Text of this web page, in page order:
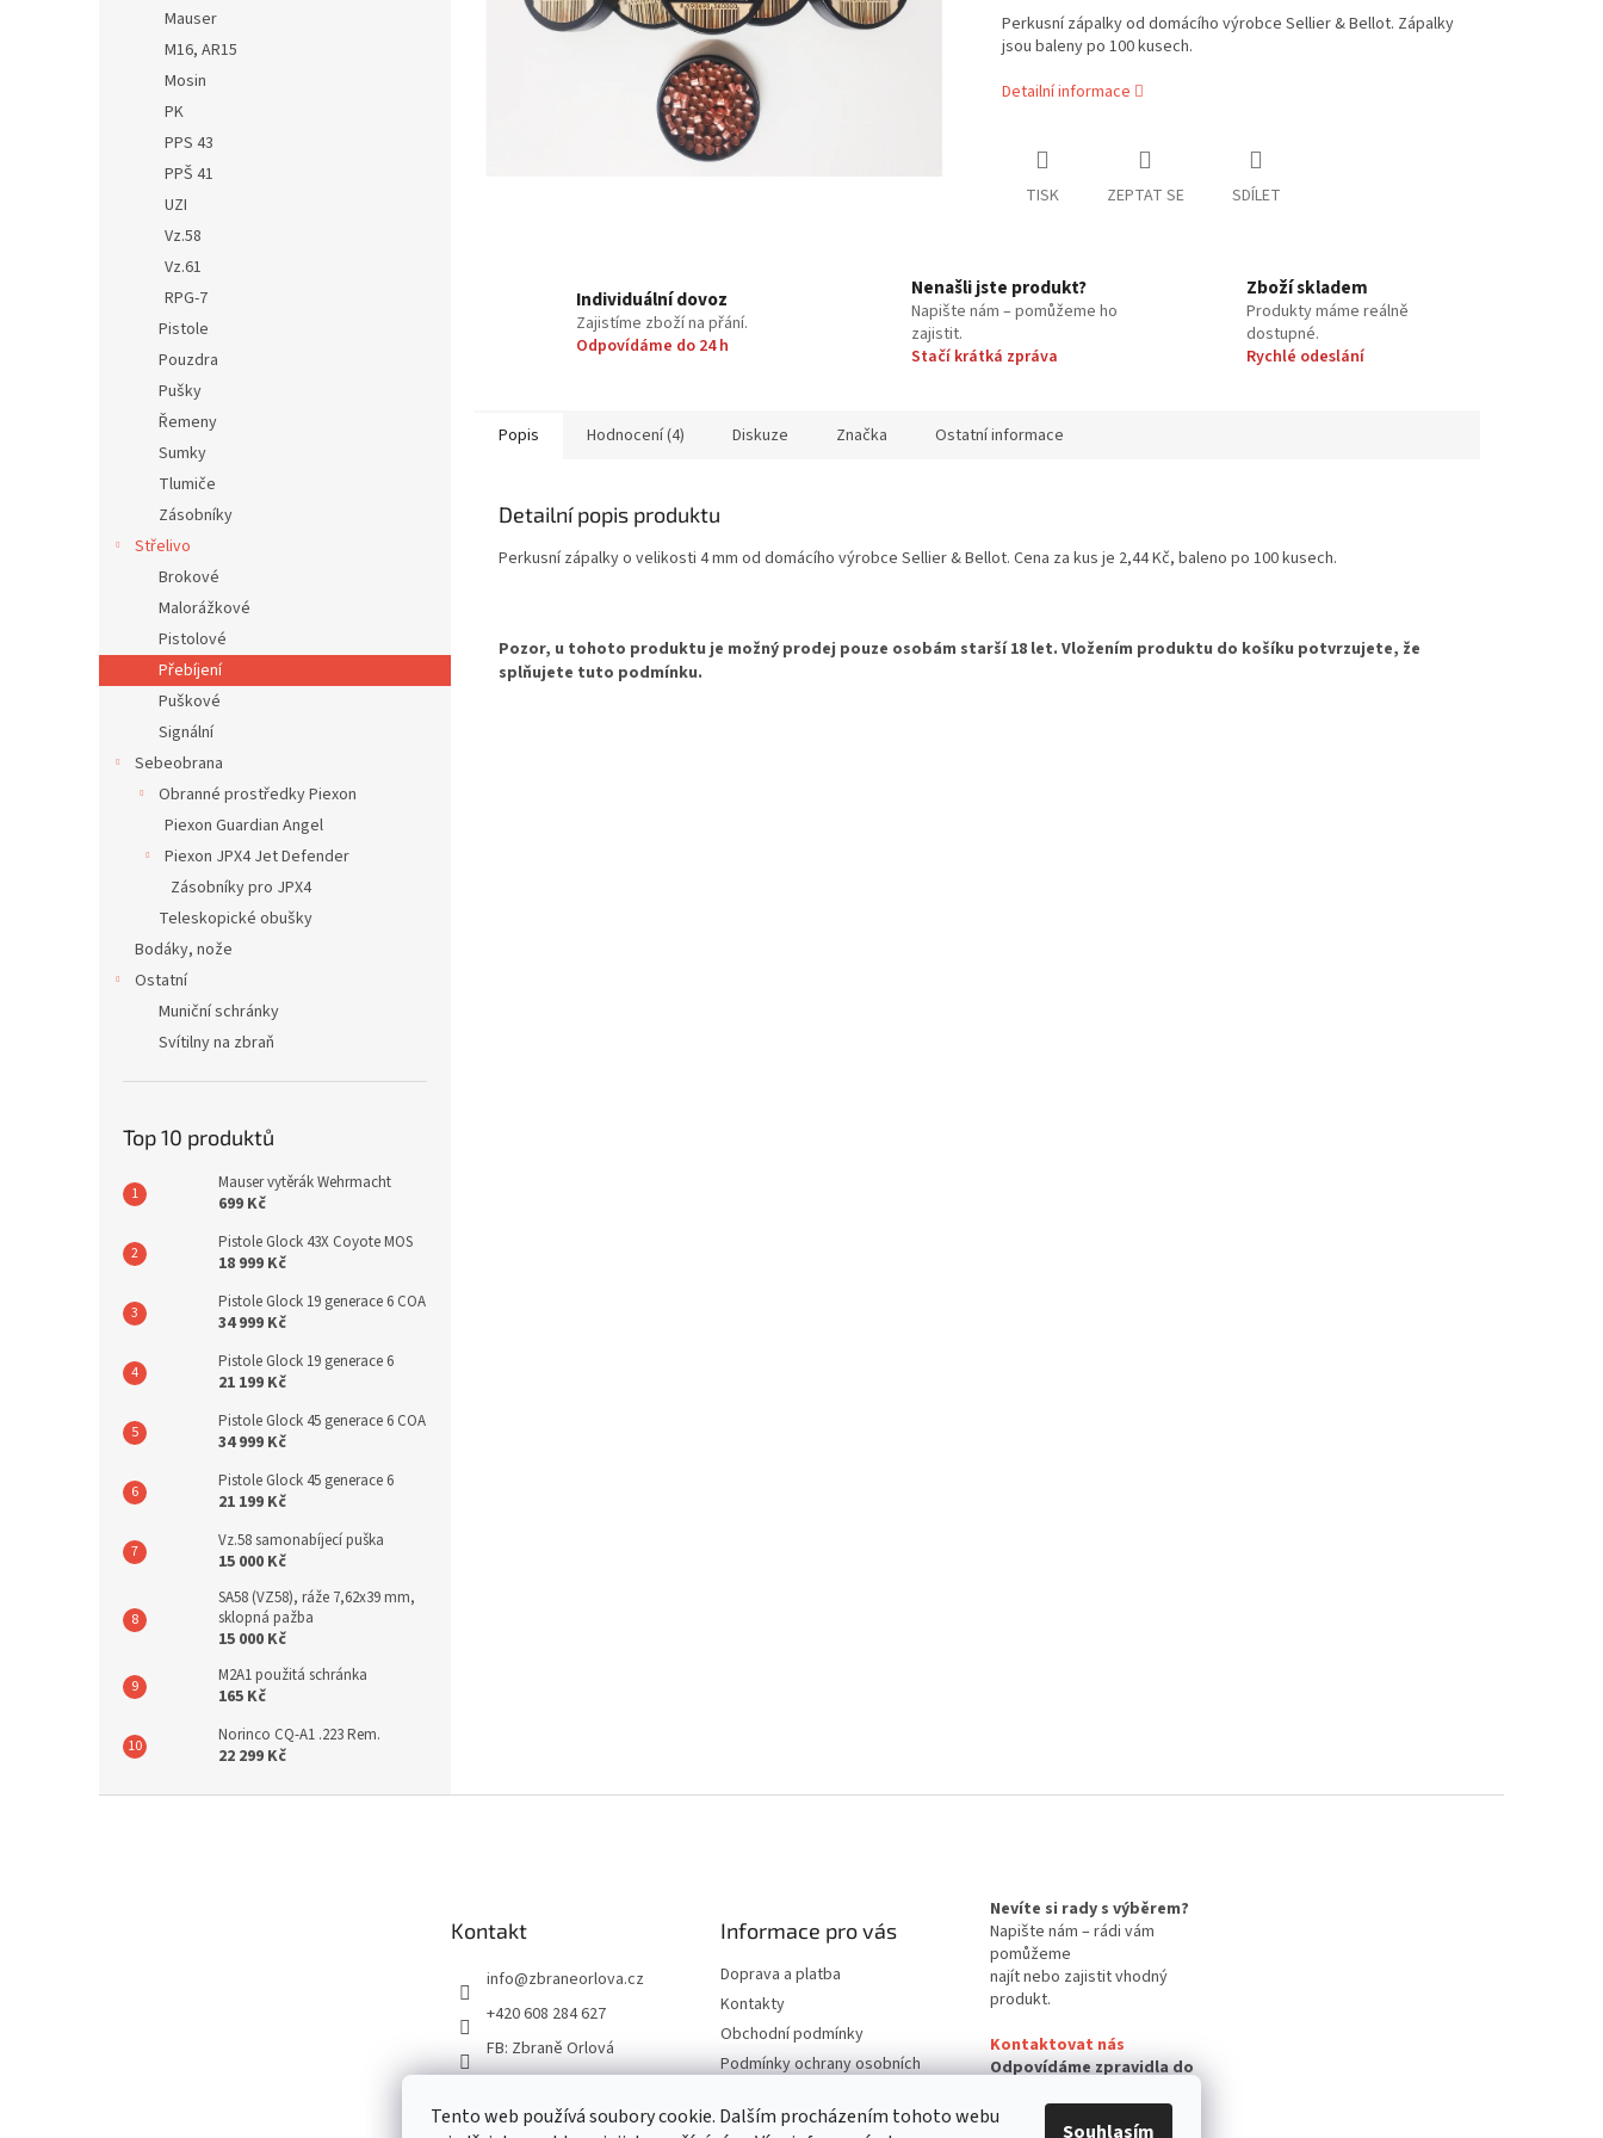
Tento web používá soubory cookie. Dalším procházením tohoto webu
Souhlasím
Mauser
M16, AR15
Mosin
PK
PPS 43
PPŠ 41
UZI
Vz.58
Vz.61
RPG-7
Pistole
Pouzdra
Pušky
Řemeny
Sumky
Tlumiče
Zásobníky
Střelivo
Brokové
Malorážkové
Pistolové
Přebíjení
Puškové
Signální
Sebeobrana
Obranné prostředky Piexon
Piexon Guardian Angel
Piexon JPX4 Jet Defender
Zásobníky pro JPX4
Teleskopické obušky
Bodáky, nože
Ostatní
Muniční schránky
Svítilny na zbraň
Top 10 produktů
Mauser vytěrák Wehrmacht
699 Kč
Pistole Glock 43X Coyote MOS
18 999 Kč
Pistole Glock 19 generace 6 COA
34 999 Kč
Pistole Glock 19 generace 6
21 199 Kč
Pistole Glock 45 generace 6 COA
34 999 Kč
Pistole Glock 45 generace 6
21 199 Kč
Vz.58 samonabíjecí puška
15 000 Kč
SA58 (VZ58), ráže 7,62x39 mm,
sklopná pažba
15 000 Kč
M2A1 použitá schránka
165 Kč
Norinco CQ-A1 .223 Rem.
22 299 Kč
Perkusní zápalky od domácího výrobce Sellier & Bellot. Zápalky
jsou baleny po 100 kusech.
Detailní informace
TISK ZEPTAT SE SDÍLET
Individuální dovoz
Zajistíme zboží na přání.
Odpovídáme do 24 h
Nenašli jste produkt?
Napište nám – pomůžeme ho
zajistit.
Stačí krátká zpráva
Zboží skladem
Produkty máme reálně
dostupné.
Rychlé odeslání
Popis Hodnocení (4) Diskuze Značka Ostatní informace
Detailní popis produktu
Perkusní zápalky o velikosti 4 mm od domácího výrobce Sellier & Bellot. Cena za kus je 2,44 Kč, baleno po 100 kusech.
Pozor, u tohoto produktu je možný prodej pouze osobám starší 18 let. Vložením produktu do košíku potvrzujete, že
splňujete tuto podmínku.
Kontakt
info@zbraneorlova.cz
+420 608 284 627
FB: Zbraně Orlová
Informace pro vás
Doprava a platba
Kontakty
Obchodní podmínky
Podmínky ochrany osobních
Reklamační řád
Nevíte si rady s výběrem?
Napište nám – rádi vám
pomůžeme
najít nebo zajistit vhodný
produkt.
Kontaktovat nás
Odpovídáme zpravidla do